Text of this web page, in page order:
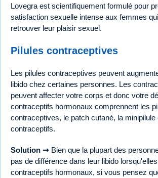
Lovegra est scientifiquement formulé pour
satisfaction sexuelle intense aux femmes
retrouver leur plaisir sexuel.
Pilules contraceptives
Les pilules contraceptives peuvent
libido chez certaines personnes. Les
peuvent affecter votre corps et donc votre
contraceptifs hormonaux comprennent les
contraceptives, le patch cutané, la
contraceptifs.
Solution ➞ Bien que la plupart des
pas de différence dans leur libido
contraceptifs hormonaux, si vous pensez